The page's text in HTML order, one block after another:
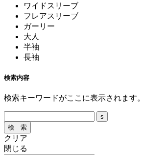
ワイドスリーブ
フレアスリーブ
ガーリー
大人
半袖
長袖
検索内容
検索キーワードがここに表示されます。
クリア
閉じる